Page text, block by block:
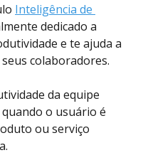
Inteligência de
dedicado a
e te ajuda a
colaboradores.
da equipe
o usuário é
ou serviço